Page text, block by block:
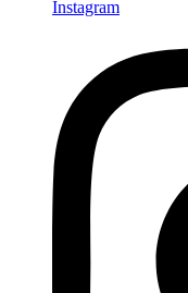
Instagram